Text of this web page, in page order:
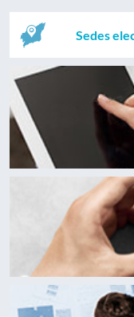
Sedes